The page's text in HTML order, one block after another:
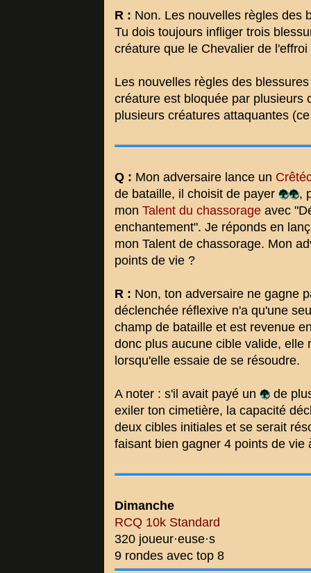
R : Non. Les nouvelles règles des
Tu dois toujours infliger trois
créature que le Chevalier de
Les nouvelles règles des
créature est bloquée par plusieurs
plusieurs créatures attaquantes
Q : Mon adversaire lance un
de bataille, il choisit de payer
,
mon Talent du chassorage avec
enchantement". Je réponds en
mon Talent de chassorage. Mon
points de vie ?
R : Non, ton adversaire ne gagne
déclenchée réflexive n'a qu'une
champ de bataille et est revenue
donc plus aucune cible valide, elle
lorsqu'elle essaie de se résoudre.
A noter : s'il avait payé un
de
exiler ton cimetière, la capacité
deux cibles initiales et se serait
faisant bien gagner 4 points de vie
Dimanche
RCQ 10k Standard
320 joueur·euse·s
9 rondes avec top 8